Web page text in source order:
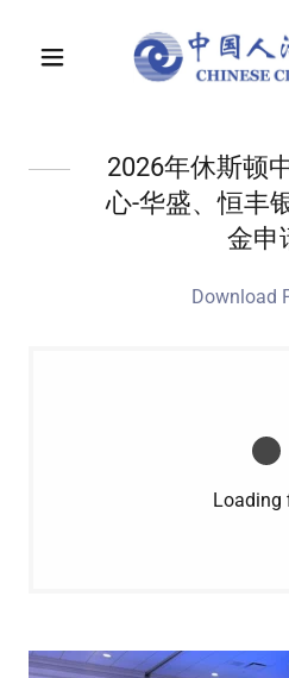
2026年休斯顿
心-华盛、恒丰
金申
Download
Loading